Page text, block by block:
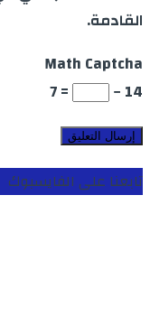
القادمة.
Math Captcha
14 −
= 7
تابعنا على الفايسبوك